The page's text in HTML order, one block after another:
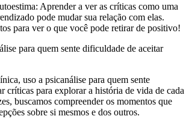
Aprender a ver as críticas como uma
pode mudar sua relação com elas.
para ver o que você pode retirar de positivo!
para quem sente dificuldade de aceitar
uso a psicanálise para quem sente
críticas para explorar a história de vida de cada
buscamos compreender os momentos que
sobre si mesmos e dos outros.